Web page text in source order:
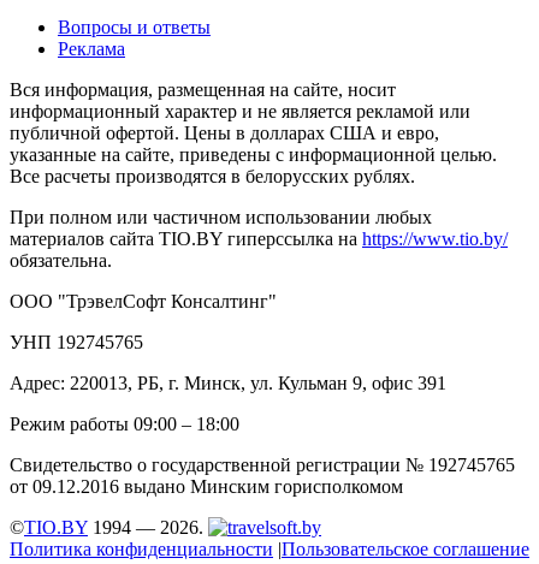
Вопросы и ответы
Реклама
Вся информация, размещенная на сайте, носит
информационный характер и не является рекламой или
публичной офертой. Цены в долларах США и евро,
указанные на сайте, приведены с информационной целью.
Все расчеты производятся в белорусских рублях.
При полном или частичном использовании любых
материалов сайта TIO.BY гиперссылка на https://www.tio.by/
обязательна.
ООО "ТрэвелСофт Консалтинг"
УНП 192745765
Адрес: 220013, РБ, г. Минск, ул. Кульман 9, офис 391
Режим работы 09:00 – 18:00
Свидетельство о государственной регистрации № 192745765
от 09.12.2016 выдано Минским горисполкомом
©TIO.BY 1994 — 2026.
Политика конфиденциальности |Пользовательское соглашение